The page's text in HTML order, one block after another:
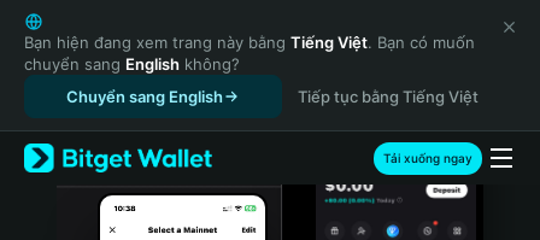
English
日本語
Tiếng Việt
Русский
Español (Latinoamérica)
Türkçe
Italiano
Bạn hiện đang xem trang này bằng Tiếng Việt. Bạn có muốn
chuyển sang English không?
Chuyển sang English
Tiếp tục bằng Tiếng Việt
Tải xuống ngay